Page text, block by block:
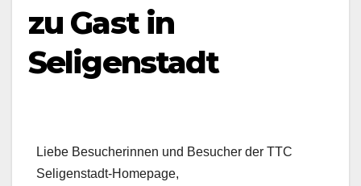
zu Gast in
Seligenstadt
Liebe Besucherinnen und Besucher der TTC
Seligenstadt-Homepage,